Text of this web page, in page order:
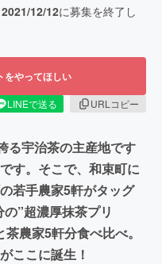
2021/12/12に募集を終了し
をやってほしい
LINEで送る
URLコピー
る宇治茶の主産地です
す。そこで、和束町に
若手農家5軒がタッグ
”超濃厚抹茶プリ
農家5軒分食べ比べ。
ここに誕生！